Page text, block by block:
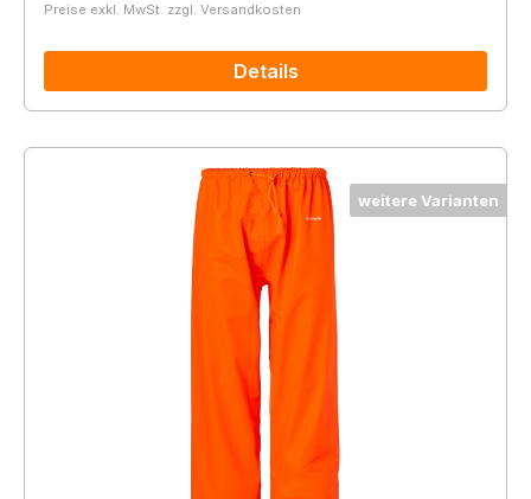
Preise exkl. MwSt. zzgl. Versandkosten
Details
weitere Varianten